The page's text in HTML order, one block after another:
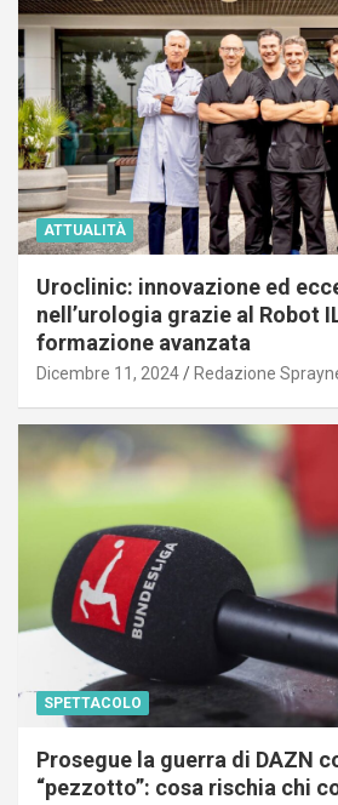
ATTUALITÀ
Uroclinic: innovazione ed
nell’urologia grazie al Robot
formazione avanzata
Dicembre 11, 2024 Redazione
SPETTACOLO
Prosegue la guerra di DAZN
“pezzotto”: cosa rischia chi